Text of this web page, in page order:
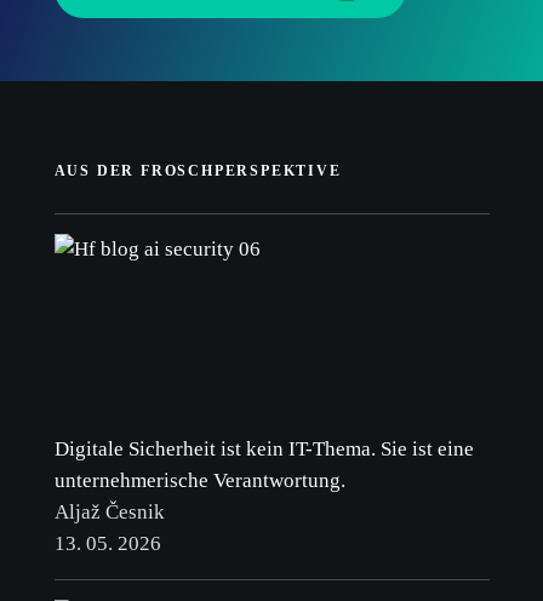
AUS DER FROSCHPERSPEKTIVE
Digitale Sicherheit ist kein IT-Thema. Sie ist eine
unternehmerische Verantwortung.
Aljaž Česnik
13. 05. 2026